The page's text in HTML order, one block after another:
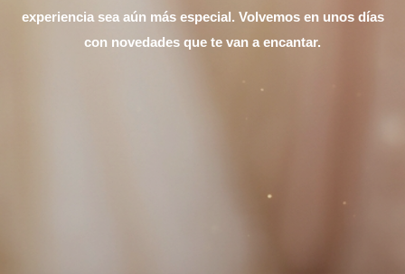
experiencia sea aún más especial. Volvemos en unos días
con novedades que te van a encantar.